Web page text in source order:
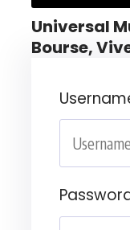
Universal
Bourse,